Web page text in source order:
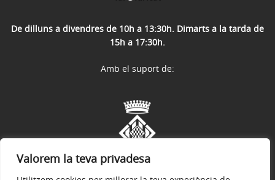
Valorem la teva privadesa
De dilluns a divendres de 10h a 13:30h. Dimarts a la tarda de
15h a 17:30h.
Amb el suport de: